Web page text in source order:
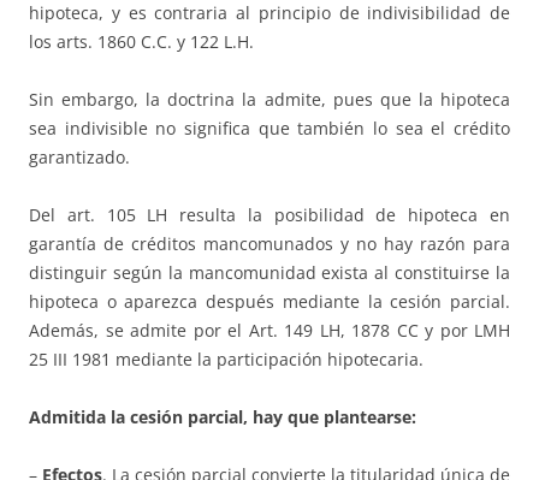
hipoteca, y es contraria al principio de indivisibilidad de
los arts. 1860 C.C. y 122 L.H.
Sin embargo, la doctrina la admite, pues que la hipoteca
sea indivisible no significa que también lo sea el crédito
garantizado.
Del art. 105 LH resulta la posibilidad de hipoteca en
garantía de créditos mancomunados y no hay razón para
distinguir según la mancomunidad exista al constituirse la
hipoteca o aparezca después mediante la cesión parcial.
Además, se admite por el Art. 149 LH, 1878 CC y por LMH
25 III 1981 mediante la participación hipotecaria.
Admitida la cesión parcial, hay que plantearse:
– Efectos. La cesión parcial convierte la titularidad única de